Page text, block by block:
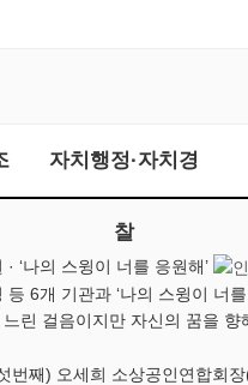
자치행정·자치경
찰
‘나의 스윙이 너를 응원해’
6개 기관과 ‘나의 스윙이
린 걸음이지만 자신의 꿈을